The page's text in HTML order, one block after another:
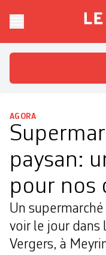
Le
AGORA
paysan:
pour nos
Un
voir le jour dans
Vergers, à